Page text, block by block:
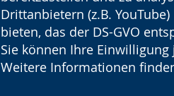
Drittanbietern (z.B.
bieten, das der DS-GVO
Sie können Ihre
Weitere Informationen